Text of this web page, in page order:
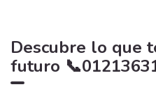
Descubre lo que
futuro